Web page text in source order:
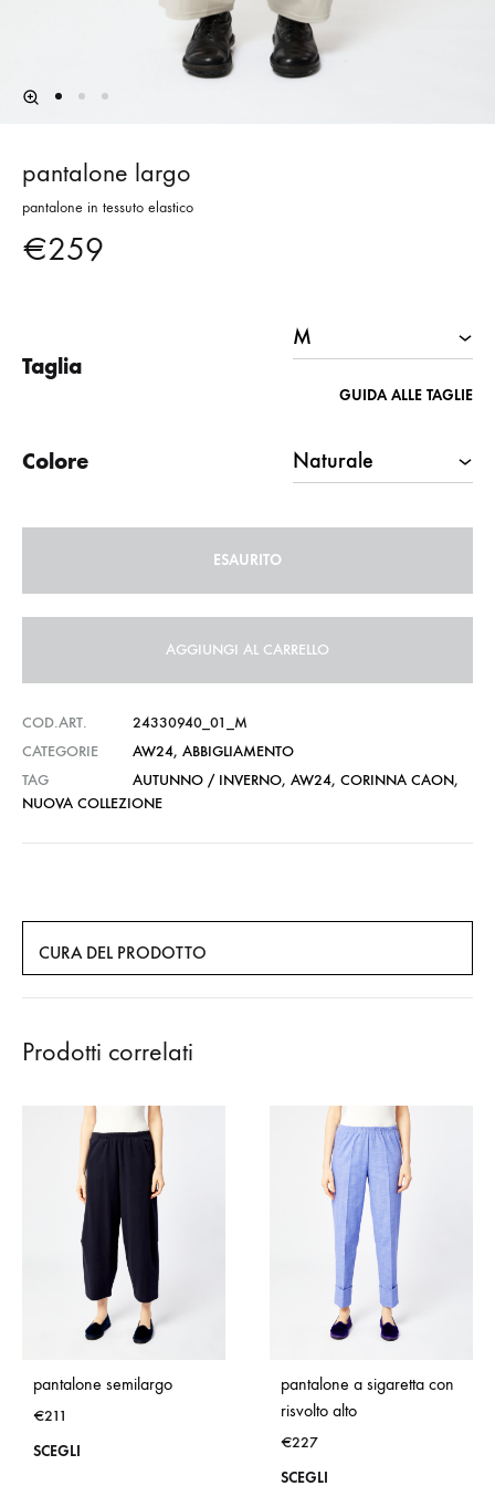
pantalone largo
pantalone in tessuto elastico
€259
Taglia
GUIDA ALLE TAGLIE
Colore
ESAURITO
AGGIUNGI AL CARRELLO
COD.ART.
24330940_01_M
CATEGORIE
AW24, ABBIGLIAMENTO
TAG
AUTUNNO / INVERNO, AW24, CORINNA CAON,
NUOVA COLLEZIONE
CURA DEL PRODOTTO
Prodotti correlati
pantalone semilargo
€211
SCEGLI
pantalone a sigaretta con
risvolto alto
€227
SCEGLI